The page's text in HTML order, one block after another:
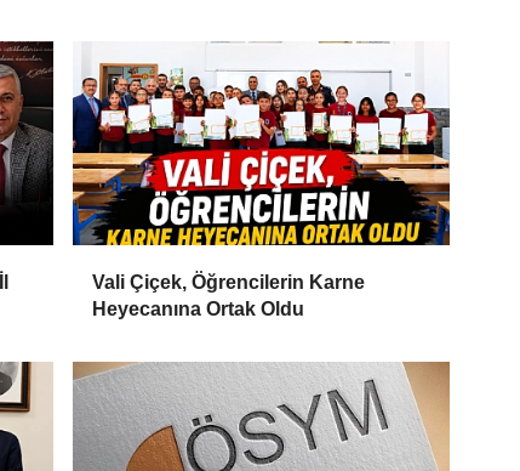
Vali Çiçek, Öğrencilerin Karne
Heyecanına Ortak Oldu